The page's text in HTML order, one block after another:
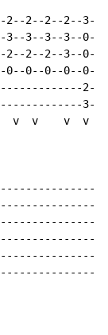
2--2--2--3--
3--3--3--3--0--
2--2--2--3--0--
0--0--0--0--0--
v  v    v  v